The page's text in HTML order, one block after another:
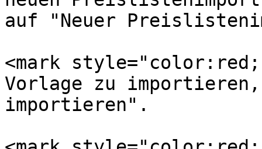
auf "Neuer
<mark
Vorlage zu
importieren".